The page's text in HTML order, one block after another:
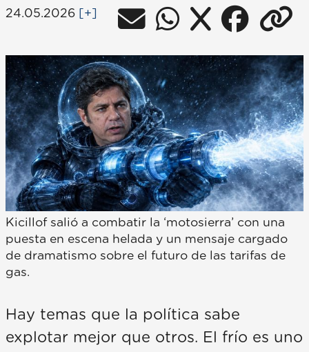
24.05.2026 [+]
Kicillof salió a combatir la ‘motosierra’ con una
puesta en escena helada y un mensaje cargado
de dramatismo sobre el futuro de las tarifas de
gas.
Hay temas que la política sabe
explotar mejor que otros. El frío es uno